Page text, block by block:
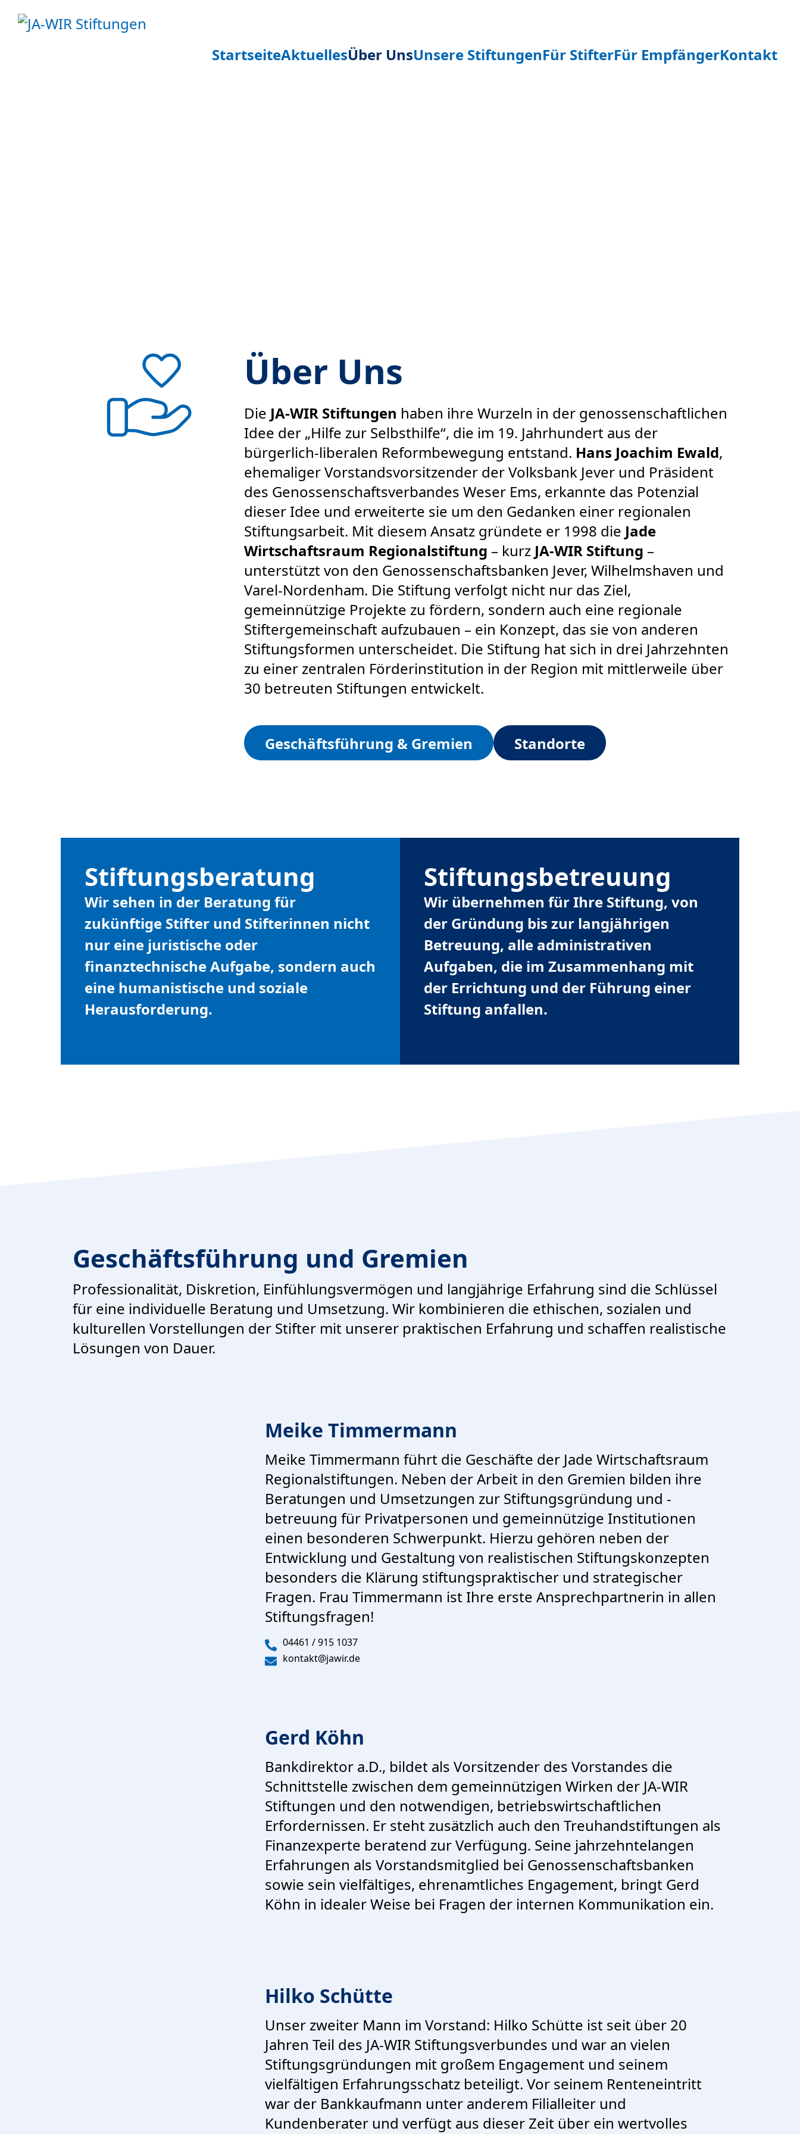
StartseiteAktuellesÜber UnsUnsere StiftungenFür StifterFür EmpfängerKontakt
Über Uns
Die JA-WIR Stiftungen haben ihre Wurzeln in der genossenschaftlichen
Idee der „Hilfe zur Selbsthilfe“, die im 19. Jahrhundert aus der
bürgerlich-liberalen Reformbewegung entstand. Hans Joachim Ewald,
ehemaliger Vorstandsvorsitzender der Volksbank Jever und Präsident
des Genossenschaftsverbandes Weser Ems, erkannte das Potenzial
dieser Idee und erweiterte sie um den Gedanken einer regionalen
Stiftungsarbeit. Mit diesem Ansatz gründete er 1998 die Jade
Wirtschaftsraum Regionalstiftung – kurz JA-WIR Stiftung –
unterstützt von den Genossenschaftsbanken Jever, Wilhelmshaven und
Varel-Nordenham. Die Stiftung verfolgt nicht nur das Ziel,
gemeinnützige Projekte zu fördern, sondern auch eine regionale
Stiftergemeinschaft aufzubauen – ein Konzept, das sie von anderen
Stiftungsformen unterscheidet. Die Stiftung hat sich in drei Jahrzehnten
zu einer zentralen Förderinstitution in der Region mit mittlerweile über
30 betreuten Stiftungen entwickelt.
Geschäftsführung & Gremien Standorte
Stiftungsberatung
Wir sehen in der Beratung für
zukünftige Stifter und Stifterinnen nicht
nur eine juristische oder
finanztechnische Aufgabe, sondern auch
eine humanistische und soziale
Herausforderung.
Stiftungsbetreuung
Wir übernehmen für Ihre Stiftung, von
der Gründung bis zur langjährigen
Betreuung, alle administrativen
Aufgaben, die im Zusammenhang mit
der Errichtung und der Führung einer
Stiftung anfallen.
Geschäftsführung und Gremien
Professionalität, Diskretion, Einfühlungsvermögen und langjährige Erfahrung sind die Schlüssel
für eine individuelle Beratung und Umsetzung. Wir kombinieren die ethischen, sozialen und
kulturellen Vorstellungen der Stifter mit unserer praktischen Erfahrung und schaffen realistische
Lösungen von Dauer.
Meike Timmermann
Meike Timmermann führt die Geschäfte der Jade Wirtschaftsraum
Regionalstiftungen. Neben der Arbeit in den Gremien bilden ihre
Beratungen und Umsetzungen zur Stiftungsgründung und -
betreuung für Privatpersonen und gemeinnützige Institutionen
einen besonderen Schwerpunkt. Hierzu gehören neben der
Entwicklung und Gestaltung von realistischen Stiftungskonzepten
besonders die Klärung stiftungspraktischer und strategischer
Fragen. Frau Timmermann ist Ihre erste Ansprechpartnerin in allen
Stiftungsfragen!
04461 / 915 1037
kontakt@jawir.de
Gerd Köhn
Bankdirektor a.D., bildet als Vorsitzender des Vorstandes die
Schnittstelle zwischen dem gemeinnützigen Wirken der JA-WIR
Stiftungen und den notwendigen, betriebswirtschaftlichen
Erfordernissen. Er steht zusätzlich auch den Treuhandstiftungen als
Finanzexperte beratend zur Verfügung. Seine jahrzehntelangen
Erfahrungen als Vorstandsmitglied bei Genossenschaftsbanken
sowie sein vielfältiges, ehrenamtliches Engagement, bringt Gerd
Köhn in idealer Weise bei Fragen der internen Kommunikation ein.
Hilko Schütte
Unser zweiter Mann im Vorstand: Hilko Schütte ist seit über 20
Jahren Teil des JA-WIR Stiftungsverbundes und war an vielen
Stiftungsgründungen mit großem Engagement und seinem
vielfältigen Erfahrungsschatz beteiligt. Vor seinem Renteneintritt
war der Bankkaufmann unter anderem Filialleiter und
Kundenberater und verfügt aus dieser Zeit über ein wertvolles